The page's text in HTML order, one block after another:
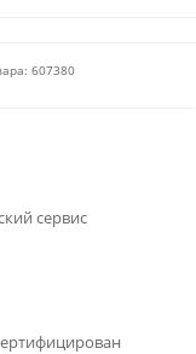
607380
сервис